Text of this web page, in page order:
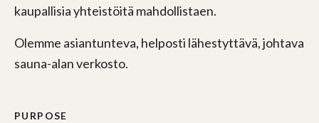
kaupallisia yhteistöitä mahdollistaen.
Olemme asiantunteva, helposti lähestyttävä, johtava
sauna-alan verkosto.
PURPOSE